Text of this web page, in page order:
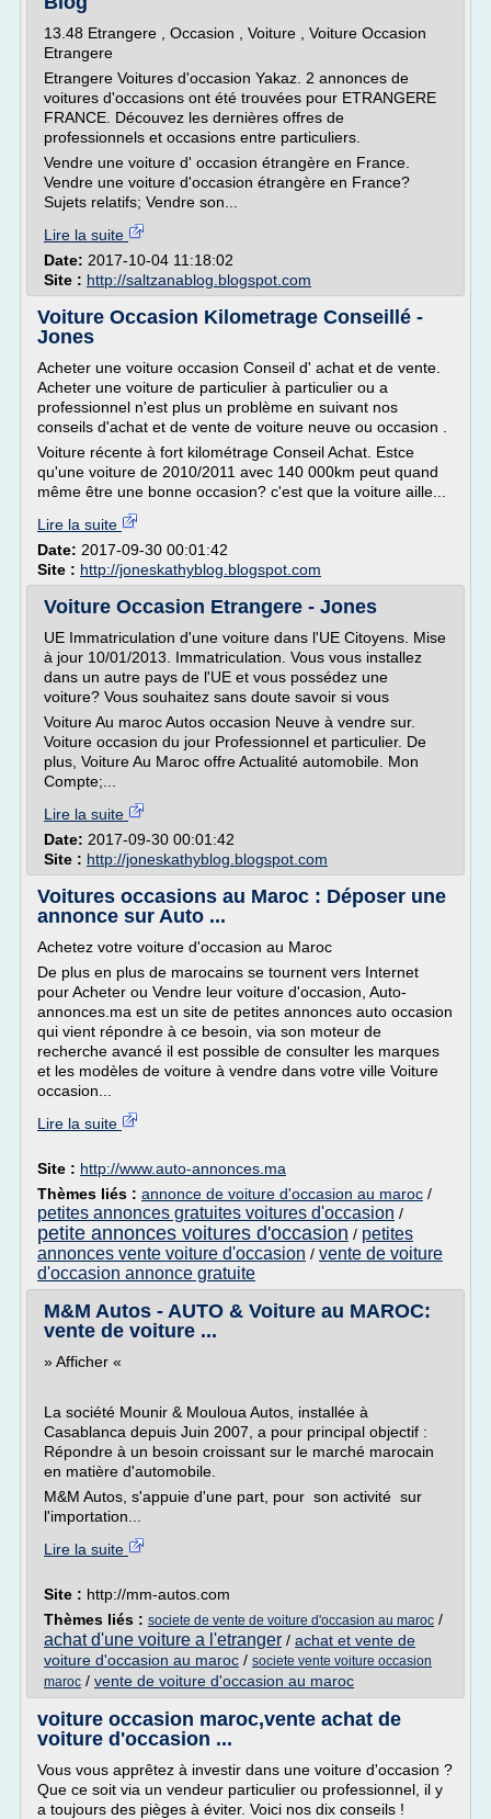
13.48 Etrangere , Occasion , Voiture , Voiture Occasion
Etrangere
Etrangere Voitures d'occasion Yakaz. 2 annonces de
voitures d'occasions ont été trouvées pour ETRANGERE
FRANCE. Découvez les dernières offres de
professionnels et occasions entre particuliers.
Vendre une voiture d' occasion étrangère en France.
Vendre une voiture d'occasion étrangère en France?
Sujets relatifs; Vendre son...
Lire la suite
Date: 2017-10-04 11:18:02
Site : http://saltzanablog.blogspot.com
Voiture Occasion Kilometrage Conseillé -
Jones
Acheter une voiture occasion Conseil d' achat et de vente.
Acheter une voiture de particulier à particulier ou a
professionnel n'est plus un problème en suivant nos
conseils d'achat et de vente de voiture neuve ou occasion .
Voiture récente à fort kilométrage Conseil Achat. Estce
qu'une voiture de 2010/2011 avec 140 000km peut quand
même être une bonne occasion? c'est que la voiture aille...
Lire la suite
Date: 2017-09-30 00:01:42
Site : http://joneskathyblog.blogspot.com
Voiture Occasion Etrangere - Jones
UE Immatriculation d'une voiture dans l'UE Citoyens. Mise
à jour 10/01/2013. Immatriculation. Vous vous installez
dans un autre pays de l'UE et vous possédez une
voiture? Vous souhaitez sans doute savoir si vous
Voiture Au maroc Autos occasion Neuve à vendre sur.
Voiture occasion du jour Professionnel et particulier. De
plus, Voiture Au Maroc offre Actualité automobile. Mon
Compte;...
Lire la suite
Date: 2017-09-30 00:01:42
Site : http://joneskathyblog.blogspot.com
Voitures occasions au Maroc : Déposer une
annonce sur Auto ...
Achetez votre voiture d'occasion au Maroc
De plus en plus de marocains se tournent vers Internet
pour Acheter ou Vendre leur voiture d'occasion, Auto-
annonces.ma est un site de petites annonces auto occasion
qui vient répondre à ce besoin, via son moteur de
recherche avancé il est possible de consulter les marques
et les modèles de voiture à vendre dans votre ville Voiture
occasion...
Lire la suite
Site : http://www.auto-annonces.ma
Thèmes liés : annonce de voiture d'occasion au maroc /
petites annonces gratuites voitures d'occasion /
petite annonces voitures d'occasion / petites
annonces vente voiture d'occasion / vente de voiture
d'occasion annonce gratuite
M&M Autos - AUTO & Voiture au MAROC:
vente de voiture ...
» Afficher «
La société Mounir & Mouloua Autos, installée à
Casablanca depuis Juin 2007, a pour principal objectif :
Répondre à un besoin croissant sur le marché marocain
en matière d'automobile.
M&M Autos, s'appuie d'une part, pour son activité sur
l'importation...
Lire la suite
Site : http://mm-autos.com
Thèmes liés : societe de vente de voiture d'occasion au maroc /
achat d'une voiture a l'etranger / achat et vente de
voiture d'occasion au maroc / societe vente voiture occasion
maroc / vente de voiture d'occasion au maroc
voiture occasion maroc,vente achat de
voiture d'occasion ...
Vous vous apprêtez à investir dans une voiture d'occasion ?
Que ce soit via un vendeur particulier ou professionnel, il y
a toujours des pièges à éviter. Voici nos dix conseils !